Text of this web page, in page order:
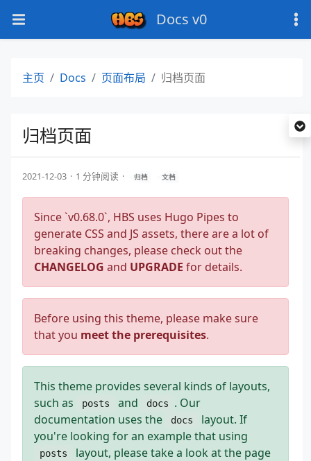
Docs v0
主页 Docs 页面布局 归档页面
归档页面
2021-12-03 1 分钟阅读 归档 文档
Since `v0.68.0`, HBS uses Hugo Pipes to
generate CSS and JS assets, there are a lot of
breaking changes, please check out the
CHANGELOG and UPGRADE for details.
Before using this theme, please make sure
that you meet the prerequisites.
This theme provides several kinds of layouts,
such as
posts and docs
. Our
documentation uses the
docs
layout. If
you're looking for an example that using
posts
layout, please take a look at the page